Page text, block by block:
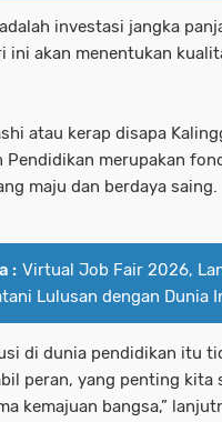
investasi jangka
ini akan menentukan
atau kerap disapa
Pendidikan merupakan
maju dan berdaya saing.
: Virtual Job Fair 2026,
Lulusan dengan Dunia
di dunia pendidikan itu
peran, yang penting kita
kemajuan bangsa,”